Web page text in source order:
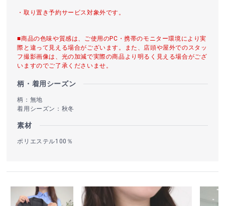
・取り置き予約サービス対象外です。
■商品の色味や質感は、ご使用のPC・携帯のモニター環境により実
際と違って見える場合がございます。また、店頭や屋外でのスタッ
フ撮影画像は、光の加減で実際の商品より明るく見える場合がござ
いますのでご了承くださいませ。
柄・着用シーズン
柄：無地
着用シーズン：秋冬
素材
ポリエステル100％